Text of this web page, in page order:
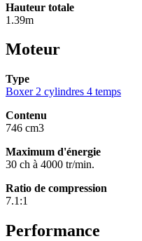
Hauteur totale
1.39m
Moteur
Type
Boxer 2 cylindres 4 temps
Contenu
746 cm3
Maximum d'énergie
30 ch à 4000 tr/min.
Ratio de compression
7.1:1
Performance